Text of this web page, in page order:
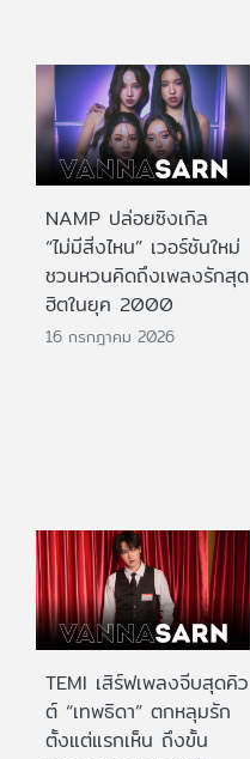
NAMP ปล่อยซิงเกิล
“ไม่มีสิ่งไหน” เวอร์ชันใหม่
ชวนหวนคิดถึงเพลงรักสุด
ฮิตในยุค 2000
16 กรกฎาคม 2026
TEMI เสิร์ฟเพลงจีบสุดคิว
ต์ “เทพธิดา” ตกหลุมรัก
ตั้งแต่แรกเห็น ถึงขั้น